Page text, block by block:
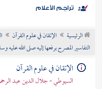
موضوعي
تراجم الأعلام
الرئيسية الإتقان في علوم القرآن
التفاسير المصرح برفعها إليه صلى الله عليه
الإتقان في علوم القرآن
السيوطي - جلال الدين عبد